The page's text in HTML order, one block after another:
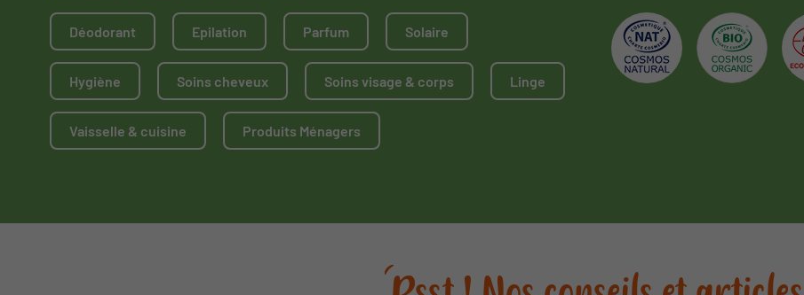
Déodorant Epilation Parfum Solaire
Hygiène Soins cheveux Soins visage & corps Linge
Vaisselle & cuisine Produits Ménagers